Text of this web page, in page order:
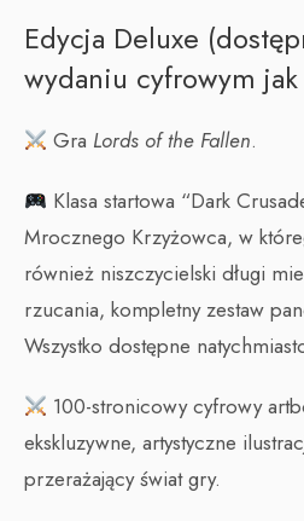
Edycja Deluxe
wydaniu cyfrowym
Gra Lords of the Fallen.
Klasa startowa “Dark
Mrocznego Krzyżowca, w
również niszczycielski długi
rzucania, kompletny zestaw
Wszystko dostępne
100-stronicowy cyfrowy
ekskluzywne, artystyczne
przerażający świat gry.